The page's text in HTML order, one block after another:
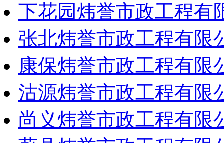
下花园炜誉市政工程有
张北炜誉市政工程有限
康保炜誉市政工程有限
沽源炜誉市政工程有限
尚义炜誉市政工程有限